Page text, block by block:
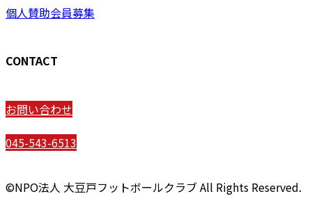
個人賛助会員募集
CONTACT
お問い合わせ
045-543-6513
©NPO法人 大豆戸フットボールクラブ All Rights Reserved.